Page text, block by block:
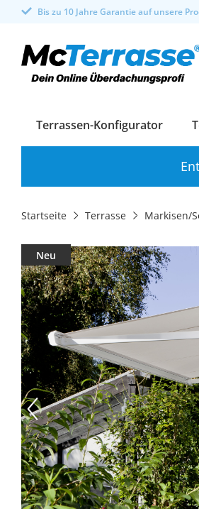
Bis zu 10 Jahre Garantie auf unsere
Terrassen-Konfigurator
Startseite Terrasse Markisen/
Neu